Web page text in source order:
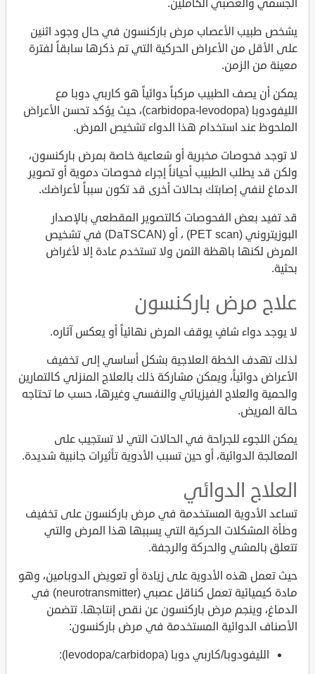
الجسمي والعصبي الكاملين.
يشخص طبيب الأعصاب مرض باركنسون في حال وجود اثنين
على الأقل من الأعراض الحركية التي تم ذكرها سابقاً لفترة
معينة من الزمن.
يمكن أن يصف الطبيب مركباً دوائياً هو كاربي دوبا مع
الليفودوبا (carbidopa-levodopa)، حيث يؤكد تحسن الأعراض
الملحوظ عند استخدام هذا الدواء تشخيص المرض.
لا توجد فحوصات مخبرية أو شعاعية خاصة بمرض باركنسون،
ولكن قد يطلب الطبيب أحياناً إجراء فحوصات دموية أو تصوير
الدماغ لنفي إصابتك بحالات أخرى قد تكون سبباً لأعراضك.
قد تفيد بعض الفحوصات كالتصوير المقطعي بالإصدار
البوزيتروني (PET scan) ، أو (DaTSCAN) في تشخيص
المرض لكنها باهظة الثمن ولا تستخدم عادة إلا لأغراض
بحثية.
علاج مرض باركنسون
لا يوجد دواء شافٍ يوقف المرض نهائياً أو يعكس آثاره.
لذلك تهدف الخطة العلاجية بشكل أساسي إلى تخفيف
الأعراض دوائياً، ويمكن مشاركة ذلك بالعلاج المنزلي كالتمارين
والحمية والعلاج الفيزيائي والنفسي وغيرها، حسب ما تحتاجه
حالة المريض.
يمكن اللجوء للجراحة في الحالات التي لا تستجيب على
المعالجة الدوائية، أو حين تسبب الأدوية تأثيرات جانبية شديدة.
العلاج الدوائي
تساعد الأدوية المستخدمة في مرض باركنسون على تخفيف
وطأة المشكلات الحركية التي يسببها هذا المرض والتي
تتعلق بالمشي والحركة والرجفة.
حيث تعمل هذه الأدوية على زيادة أو تعويض الدوبامين، وهو
مادة كيميائية تعمل كناقل عصبي (neurotransmitter) في
الدماغ، وينجم مرض باركنسون عن نقص إنتاجها. تتضمن
الأصناف الدوائية المستخدمة في مرض باركنسون:
الليفودوبا/كاربي دوبا (levodopa/carbidopa):